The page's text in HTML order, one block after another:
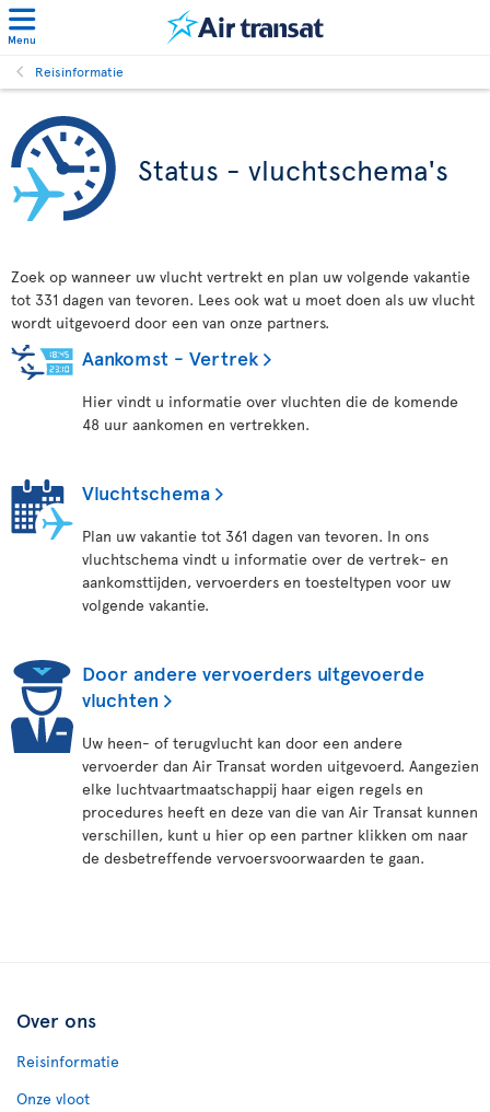
Menu
Reisinformatie
Status - vluchtschema's
Zoek op wanneer uw vlucht vertrekt en plan uw volgende vakantie
tot 331 dagen van tevoren. Lees ook wat u moet doen als uw vlucht
wordt uitgevoerd door een van onze partners.
Aankomst - Vertrek
Hier vindt u informatie over vluchten die de komende
48 uur aankomen en vertrekken.
Vluchtschema
Plan uw vakantie tot 361 dagen van tevoren. In ons
vluchtschema vindt u informatie over de vertrek- en
aankomsttijden, vervoerders en toesteltypen voor uw
volgende vakantie.
Door andere vervoerders uitgevoerde
vluchten
Uw heen- of terugvlucht kan door een andere
vervoerder dan Air Transat worden uitgevoerd. Aangezien
elke luchtvaartmaatschappij haar eigen regels en
procedures heeft en deze van die van Air Transat kunnen
verschillen, kunt u hier op een partner klikken om naar
de desbetreffende vervoersvoorwaarden te gaan.
Over ons
Reisinformatie
Onze vloot